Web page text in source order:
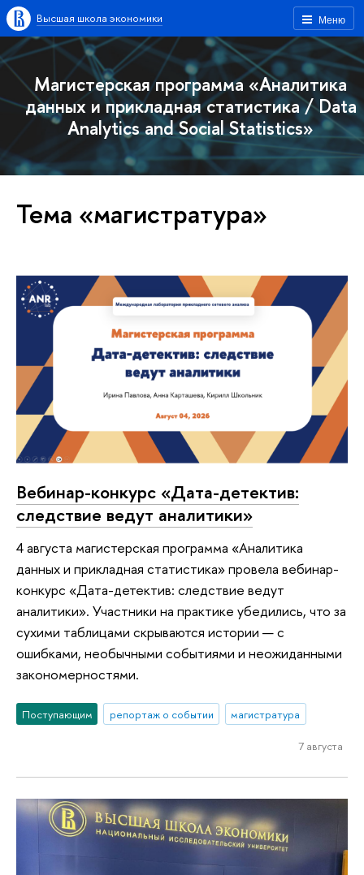
Меню
Высшая школа экономики
Магистерская программа «Аналитика
данных и прикладная статистика / Data
Analytics and Social Statistics»
Тема «магистратура»
Вебинар-конкурс «Дата-детектив:
следствие ведут аналитики»
4 августа магистерская программа «Аналитика
данных и прикладная статистика» провела вебинар-
конкурс «Дата-детектив: следствие ведут
аналитики». Участники на практике убедились, что за
сухими таблицами скрываются истории — с
ошибками, необычными событиями и неожиданными
закономерностями.
Поступающим репортаж о событии магистратура
7 августа